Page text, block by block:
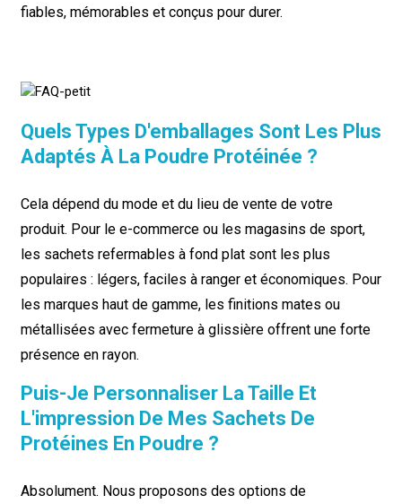
fiables, mémorables et conçus pour durer.
Quels Types D'emballages Sont Les Plus
Adaptés À La Poudre Protéinée ?
Cela dépend du mode et du lieu de vente de votre
produit. Pour le e-commerce ou les magasins de sport,
les sachets refermables à fond plat sont les plus
populaires : légers, faciles à ranger et économiques. Pour
les marques haut de gamme, les finitions mates ou
métallisées avec fermeture à glissière offrent une forte
présence en rayon.
Puis-Je Personnaliser La Taille Et
L'impression De Mes Sachets De
Protéines En Poudre ?
Absolument. Nous proposons des options de